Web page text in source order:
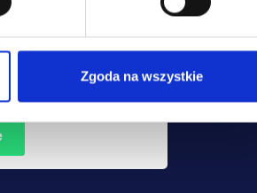
Zgoda na wszystkie
Wyrażam zgodę na przetwarzanie moich danych osobowych przez Poleasingowe.pl sp. z o.o. w celu realizacji usługi, a w tym na przekazanie przez poleasingowe.pl sp. z o.o. wskazanych danych do partnerów: BESPA sp. z o.o. z siedzibą w Komornikach i Promesa Plus sp. z o.o. z siedzibą w Warszawie w celu przekazania mi informacji lub oferty ubezpieczenia pojazdu przesyłanej za pośrednictwem SMS oraz innych form komunikacji elektronicznej, na moje telekomunikacyjne urządzenia końcowe (np. komputer, smartfon, tablet itp.).
prywatności